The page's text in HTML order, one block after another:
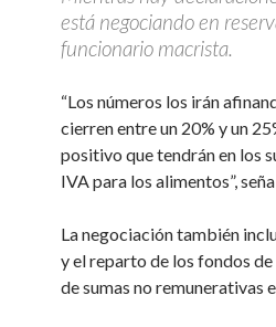
está negociando en
funcionario macrista.
“Los números los irán
cierren entre un 20% y un
positivo que tendrán en los
IVA para los alimentos”,
La negociación también
y el reparto de los fondos
de sumas no remunerativas